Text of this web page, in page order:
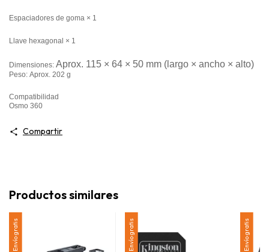
Espaciadores de goma × 1
Llave hexagonal × 1
Dimensiones: Aprox. 115 × 64 × 50 mm (largo × ancho × alto)
Peso: Aprox. 202 g
Compatibilidad
Osmo 360
Compartir
Productos similares
Envío gratis Envío gratis Envío gratis